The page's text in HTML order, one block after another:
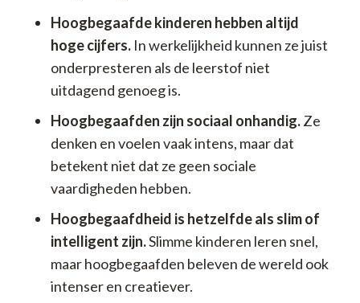
Hoogbegaafde kinderen hebben altijd
hoge cijfers. In werkelijkheid kunnen ze juist
onderpresteren als de leerstof niet
uitdagend genoeg is.
Hoogbegaafden zijn sociaal onhandig.Ze
denken en voelen vaak intens, maar dat
betekent niet dat ze geen sociale
vaardigheden hebben.
Hoogbegaafdheid is hetzelfde als slim of
intelligent zijn.Slimme kinderen leren snel,
maar hoogbegaafden beleven de wereld ook
intenser en creatiever.